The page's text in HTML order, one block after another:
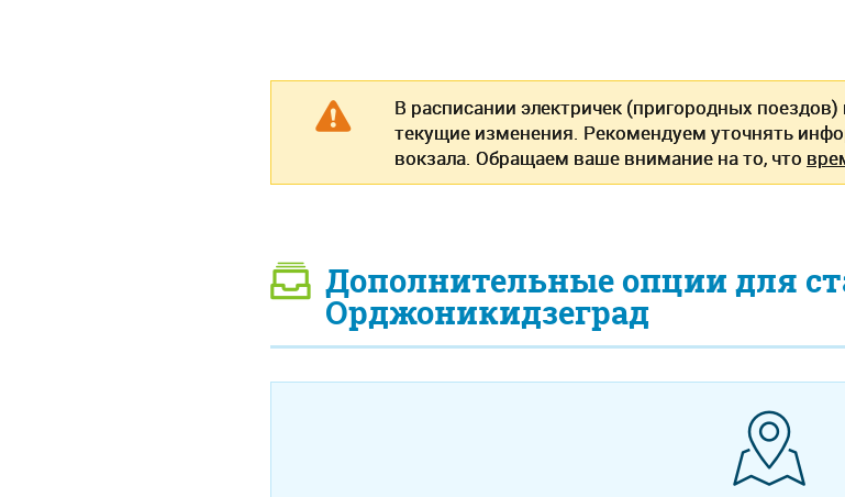
В расписании электричек (пригородных
текущие изменения. Рекомендуем уточнять
вокзала. Обращаем ваше внимание на то, что
Дополнительные опции для
Орджоникидзеград